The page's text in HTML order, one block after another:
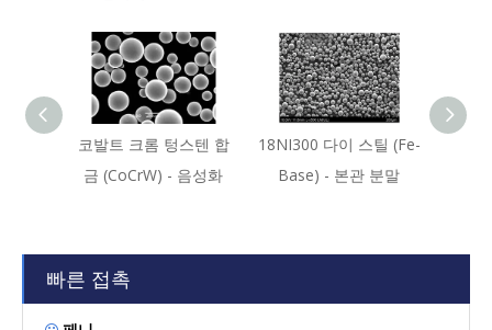
코발트 크롬 텅스텐 합
금 (CoCrW) - 음성화
18NI300 다이 스틸 (Fe-
Base) - 본관 분말
빠른 접촉